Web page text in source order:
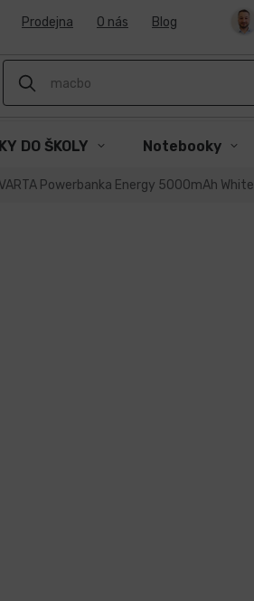
Prodejna O nás Blog
DO ŠKOLY Notebooky
VARTA Powerbanka Energy 5000mAh White